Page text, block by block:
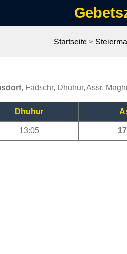
Startseite>
, Fadschr, Dhuhur, Assr,
Dhuhur
13:05